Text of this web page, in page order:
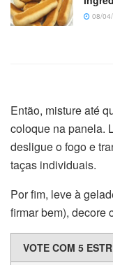
08/
Então, misture até
coloque na panela.
desligue o fogo e
taças individuais.
Por fim, leve à
firmar bem), decore
VOTE COM 5